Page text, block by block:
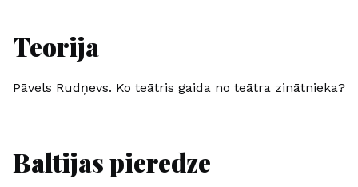
Teorija
Pāvels Rudņevs. Ko teātris gaida no teātra zinātnieka?
Baltijas pieredze